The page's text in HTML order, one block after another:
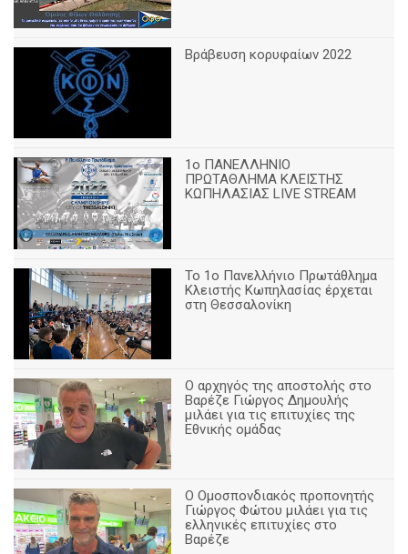
Βράβευση κορυφαίων 2022
1ο ΠΑΝΕΛΛΗΝΙΟ
ΠΡΩΤΑΘΛΗΜΑ ΚΛΕΙΣΤΗΣ
ΚΩΠΗΛΑΣΙΑΣ LIVE STREAM
Το 1ο Πανελλήνιο Πρωτάθλημα
Κλειστής Κωπηλασίας έρχεται
στη Θεσσαλονίκη
Ο αρχηγός της αποστολής στο
Βαρέζε Γιώργος Δημουλής
μιλάει για τις επιτυχίες της
Εθνικής ομάδας
Ο Ομοσπονδιακός προπονητής
Γιώργος Φώτου μιλάει για τις
ελληνικές επιτυχίες στο
Βαρέζε